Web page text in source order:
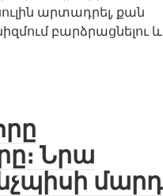
արտադրել, քան
բարձրացնելու և
Նրա
մարդ